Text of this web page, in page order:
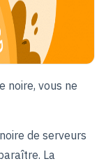
noire, vous ne
de serveurs
La